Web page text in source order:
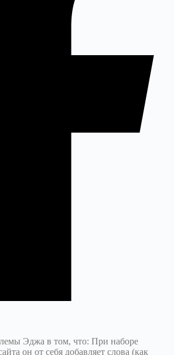
Эджа в том, что: При наборе
он от себя добавляет слова (как